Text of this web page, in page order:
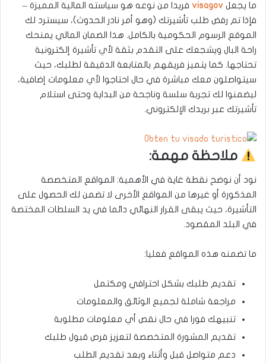
ما يجعل visagov فريدا من نوعه هو سياسته المالية المميزة –
فإذا تم رفض طلب تأشيرتك (وهو أمر نادر الحدوث)، سيسترد لك
الموقع الرسوم الحكومية بالكامل. هذا الضمان المالي يمنحك
راحة البال ويشجعك على التقدم بثقة لأي تأشيرة إلكترونية
تحتاجها. كما يتميز فريقهم بالمتابعة الدقيقة لطلبك، حيث
سيتواصلون معك مباشرة في حال احتاجوا لأي معلومات إضافية،
ليضمنوا لك تجربة سلسة وناجحة من البداية وحتى استلام
تأشيرتك عبر بريدك الإلكتروني.
ملاحظة مهمة:
نود أن نوضح نقطة غاية في الأهمية: المواقع المتخصصة
المذكورة أو غيرها من المواقع الأخرى لا تضمن لك الحصول على
التأشيرة، حيث يبقى القرار النهائي دائما في يد السلطات المختصة
في البلد المقصود.
ما تضمنه هذه المواقع فعليا:
تقديم طلبك بشكل احترافي ومكتمل
مراجعة شاملة لجميع الوثائق والمعلومات
تنبيهك فورا في حال نقص أي معلومات مطلوبة
تقديم المشورة المتخصصة لتعزيز فرص قبول طلبك
دعم متواصل قبل وأثناء وبعد تقديم الطلب